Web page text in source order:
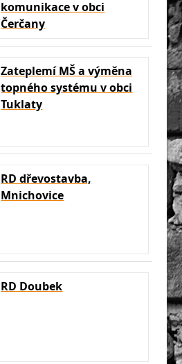
komunikace v obci
Čerčany
Zateplemí MŠ a výměna
topného systému v obci
Tuklaty
RD dřevostavba,
Mnichovice
RD Doubek